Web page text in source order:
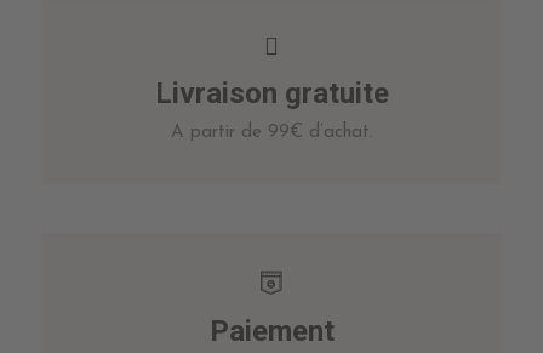
Livraison gratuite
A partir de 99€ d’achat.
Paiement